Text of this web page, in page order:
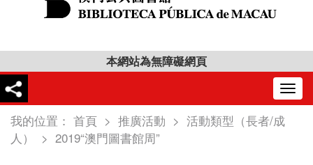
本網站為無障礙網頁
我的位置： 首頁 > 推廣活動 > 活動類型（長者/成
人）
> 2019“澳門圖書館周”